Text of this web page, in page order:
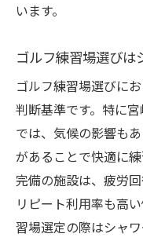
います。
ゴルフ練習場選び
ゴルフ練習場選びに
判断基準です。特に
では、気候の影響も
があることで快適に
完備の施設は、疲労
リピート利用率も高
習場選定の際はシャ